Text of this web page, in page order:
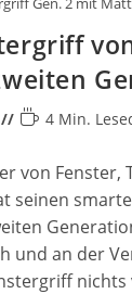
Lesedauer:
4 Min.
von Fenster,
seinen
und an der